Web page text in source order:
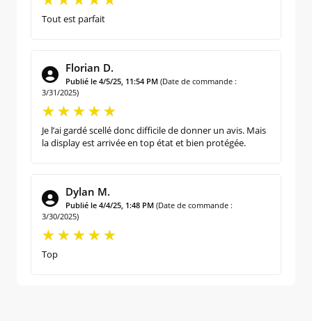
Tout est parfait
Florian D.
Publié le 4/5/25, 11:54 PM (Date de commande :
3/31/2025)
Je l’ai gardé scellé donc difficile de donner un avis. Mais
la display est arrivée en top état et bien protégée.
Dylan M.
Publié le 4/4/25, 1:48 PM (Date de commande :
3/30/2025)
Top